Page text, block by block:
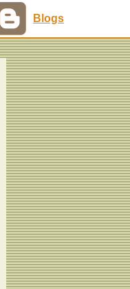
Blogs